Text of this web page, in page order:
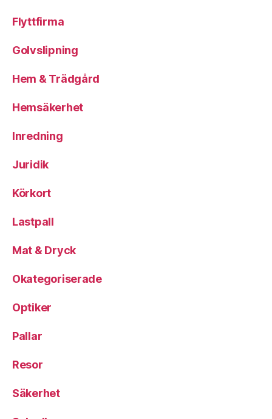
Flyttfirma
Golvslipning
Hem & Trädgård
Hemsäkerhet
Inredning
Juridik
Körkort
Lastpall
Mat & Dryck
Okategoriserade
Optiker
Pallar
Resor
Säkerhet